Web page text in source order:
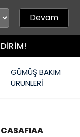
Devam
GÜMÜŞ BAKIM
ÜRÜNLERİ
CASAFIAA